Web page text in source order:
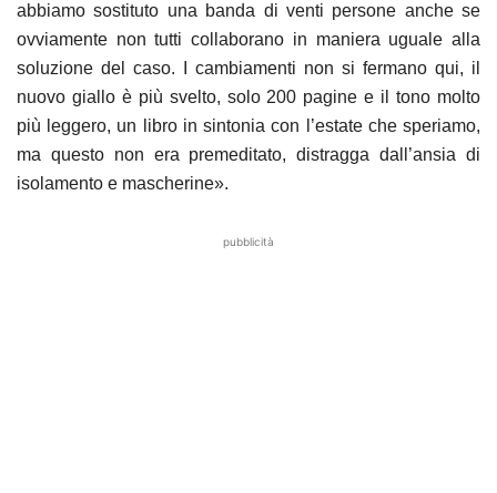
abbiamo sostituto una banda di venti persone anche se
ovviamente non tutti collaborano in maniera uguale alla
soluzione del caso. I cambiamenti non si fermano qui, il
nuovo giallo è più svelto, solo 200 pagine e il tono molto
più leggero, un libro in sintonia con l’estate che speriamo,
ma questo non era premeditato, distragga dall’ansia di
isolamento e mascherine».
pubblicità